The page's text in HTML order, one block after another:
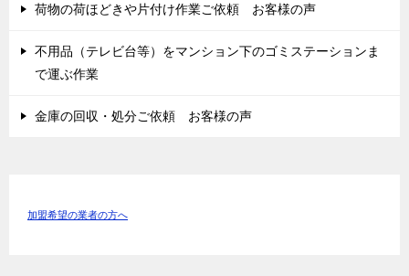
荷物の荷ほどきや片付け作業ご依頼 お客様の声
不用品（テレビ台等）をマンション下のゴミステーションま
で運ぶ作業
金庫の回収・処分ご依頼 お客様の声
加盟希望の業者の方へ